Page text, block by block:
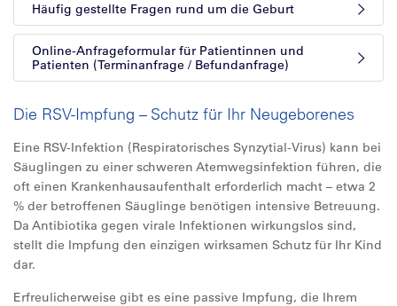
Häufig gestellte Fragen rund um die Geburt
Online-Anfrageformular für Patientinnen und
Patienten (Terminanfrage / Befundanfrage)
Die RSV-Impfung – Schutz für Ihr Neugeborenes
Eine RSV-Infektion (Respiratorisches Synzytial-Virus) kann bei
Säuglingen zu einer schweren Atemwegsinfektion führen, die
oft einen Krankenhausaufenthalt erforderlich macht – etwa 2
% der betroffenen Säuglinge benötigen intensive Betreuung.
Da Antibiotika gegen virale Infektionen wirkungslos sind,
stellt die Impfung den einzigen wirksamen Schutz für Ihr Kind
dar.
Erfreulicherweise gibt es eine passive Impfung, die Ihrem